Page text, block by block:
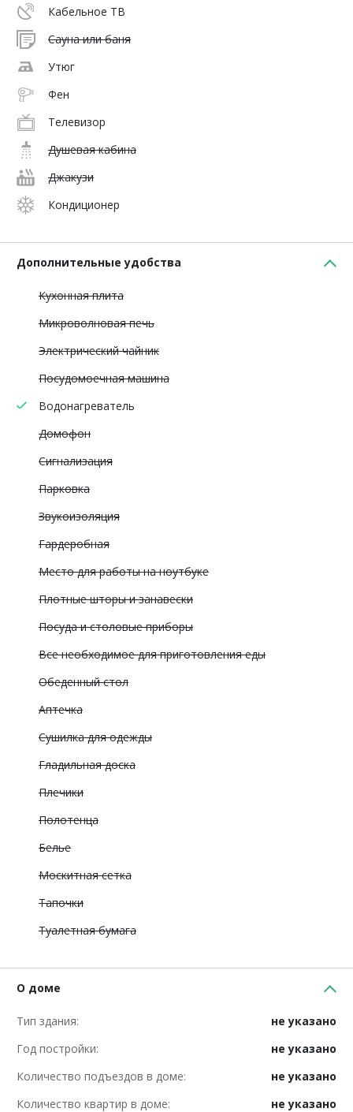
Кабельное ТВ
Сауна или баня
Утюг
Фен
Телевизор
Душевая кабина
Джакузи
Кондиционер
Дополнительные удобства
Кухонная плита
Микроволновая печь
Электрический чайник
Посудомоечная машина
Водонагреватель
Домофон
Сигнализация
Парковка
Звукоизоляция
Гардеробная
Место для работы на ноутбуке
Плотные шторы и занавески
Посуда и столовые приборы
Все необходимое для приготовления еды
Обеденный стол
Аптечка
Сушилка для одежды
Гладильная доска
Плечики
Полотенца
Белье
Москитная сетка
Тапочки
Туалетная бумага
О доме
Тип здания:
не указано
Год постройки:
не указано
Количество подъездов в доме:
не указано
Количество квартир в доме:
не указано